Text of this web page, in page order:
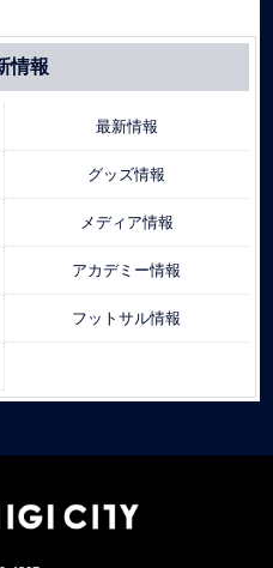
情報
最新情報
グッズ情報
メディア情報
アカデミー情報
フットサル情報